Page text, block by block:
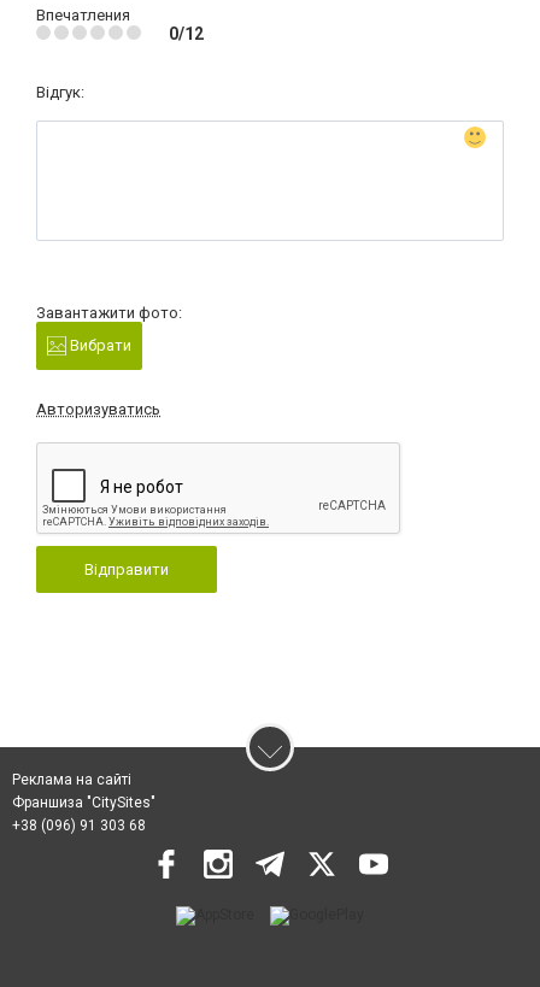
Впечатления
0/12
Відгук:
Завантажити фото:
Вибрати
Авторизуватись
Відправити
Реклама на сайті
Франшиза "CitySites"
+38 (096) 91 303 68